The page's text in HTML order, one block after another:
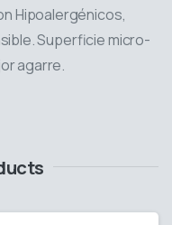
Hipoalergénicos,
Superficie micro-
agarre.